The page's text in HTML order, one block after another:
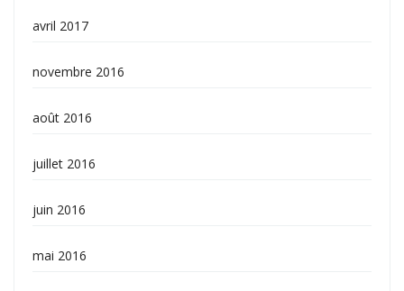
avril 2017
novembre 2016
août 2016
juillet 2016
juin 2016
mai 2016